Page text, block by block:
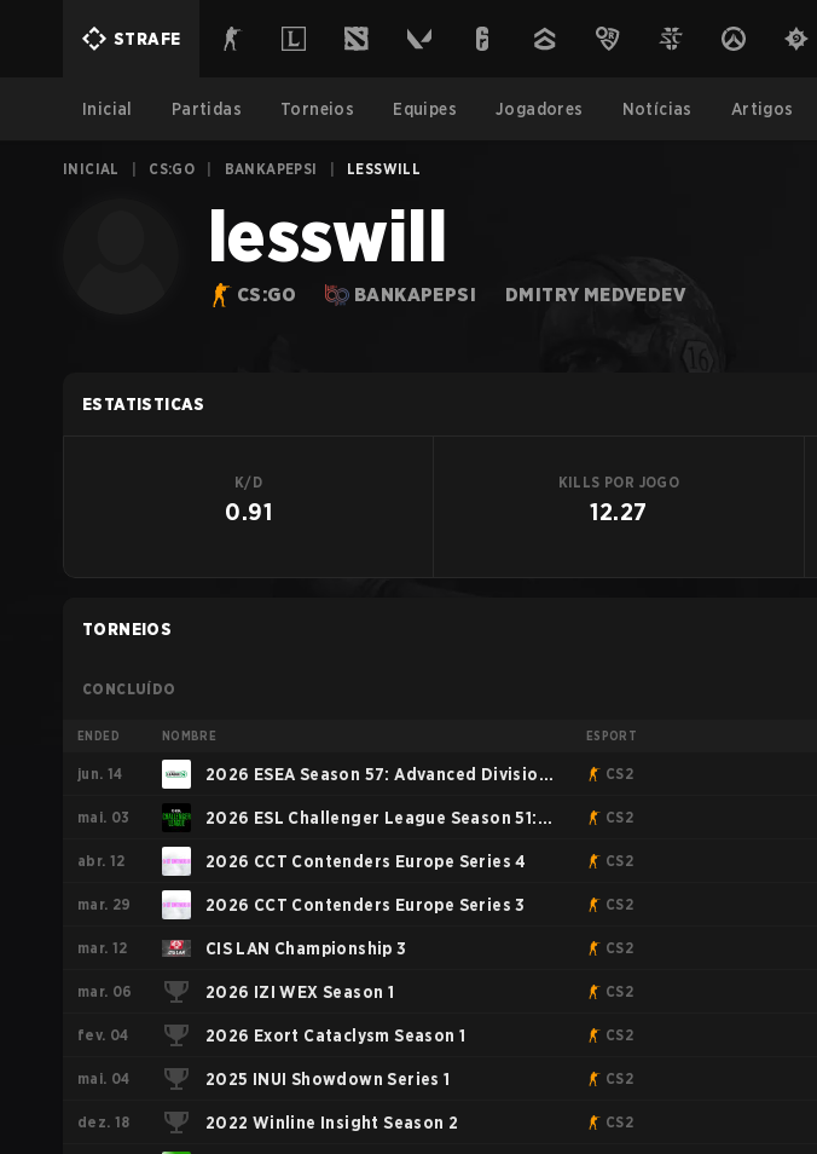
STRAFE
Inicial Partidas Torneios Equipes Jogadores Notícias Artigos
INICIAL CS:GO BANKAPEPSI LESSWILL
lesswill
CS:GO BANKAPEPSI DMITRY MEDVEDEV
ESTATISTICAS
K/D
0.91
KILLS POR JOGO
12.27
TORNEIOS
CONCLUÍDO
ENDED NOMBRE ESPORT
jun. 14 2026 ESEA Season 57: Advanced Division
- Europe
CS2
mai. 03 2026 ESL Challenger League Season 51:
Europe - Cup #4
CS2
abr. 12 2026 CCT Contenders Europe Series 4 CS2
mar. 29 2026 CCT Contenders Europe Series 3 CS2
mar. 12 CIS LAN Championship 3 CS2
mar. 06 2026 IZI WEX Season 1 CS2
fev. 04 2026 Exort Cataclysm Season 1 CS2
mai. 04 2025 INUI Showdown Series 1 CS2
dez. 18 2022 Winline Insight Season 2 CS2